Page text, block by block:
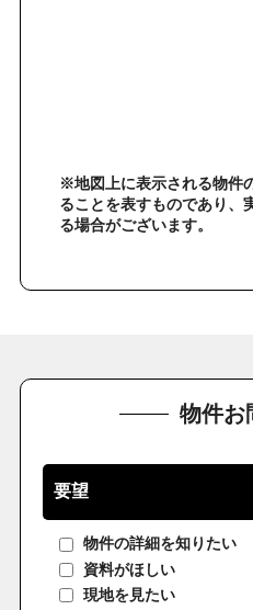
※地図上に表示される物件
ることを表すものであり、
る場合がございます。
物件お
要望
物件の詳細を知りたい
資料がほしい
現地を見たい